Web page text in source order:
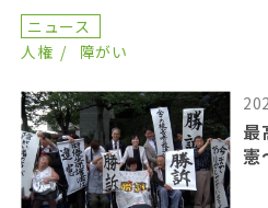
締結が行われた。 合意書には、
ニュース
人権
障がい
最
憲